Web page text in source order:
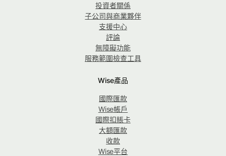
投資者關係
子公司與商業夥伴
支援中心
評論
無障礙功能
服務範圍檢查工具
Wise產品
國際匯款
Wise帳戶
國際扣賬卡
大額匯款
收款
Wise平台